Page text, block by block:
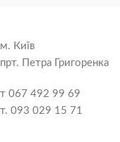
м. Київ
прт. Петра Григоренка
т 067 492 99 69
т. 093 029 15 71